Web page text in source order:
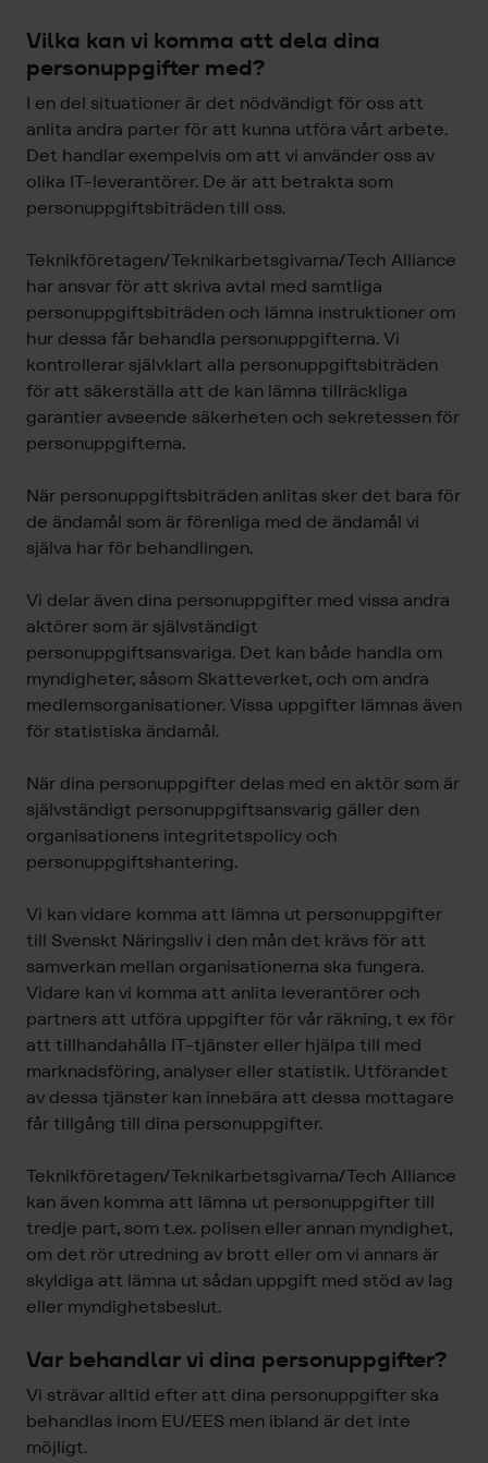
Vilka kan vi komma att dela dina
personuppgifter med?
I en del situationer är det nödvändigt för oss att
anlita andra parter för att kunna utföra vårt arbete.
Det handlar exempelvis om att vi använder oss av
olika IT-leverantörer. De är att betrakta som
personuppgiftsbiträden till oss.
Teknikföretagen/Teknikarbetsgivarna/Tech Alliance
har ansvar för att skriva avtal med samtliga
personuppgiftsbiträden och lämna instruktioner om
hur dessa får behandla personuppgifterna. Vi
kontrollerar självklart alla personuppgiftsbiträden
för att säkerställa att de kan lämna tillräckliga
garantier avseende säkerheten och sekretessen för
personuppgifterna.
När personuppgiftsbiträden anlitas sker det bara för
de ändamål som är förenliga med de ändamål vi
själva har för behandlingen.
Vi delar även dina personuppgifter med vissa andra
aktörer som är självständigt
personuppgiftsansvariga. Det kan både handla om
myndigheter, såsom Skatteverket, och om andra
medlemsorganisationer. Vissa uppgifter lämnas även
för statistiska ändamål.
När dina personuppgifter delas med en aktör som är
självständigt personuppgiftsansvarig gäller den
organisationens integritetspolicy och
personuppgiftshantering.
Vi kan vidare komma att lämna ut personuppgifter
till Svenskt Näringsliv i den mån det krävs för att
samverkan mellan organisationerna ska fungera.
Vidare kan vi komma att anlita leverantörer och
partners att utföra uppgifter för vår räkning, t ex för
att tillhandahålla IT-tjänster eller hjälpa till med
marknadsföring, analyser eller statistik. Utförandet
av dessa tjänster kan innebära att dessa mottagare
får tillgång till dina personuppgifter.
Teknikföretagen/Teknikarbetsgivarna/Tech Alliance
kan även komma att lämna ut personuppgifter till
tredje part, som t.ex. polisen eller annan myndighet,
om det rör utredning av brott eller om vi annars är
skyldiga att lämna ut sådan uppgift med stöd av lag
eller myndighetsbeslut.
Var behandlar vi dina personuppgifter?
Vi strävar alltid efter att dina personuppgifter ska
behandlas inom EU/EES men ibland är det inte
möjligt.